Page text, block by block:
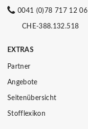
0041 (0)78 717 12 06
CHE-388.132.518
EXTRAS
Partner
Angebote
Seitenübersicht
Stofflexikon